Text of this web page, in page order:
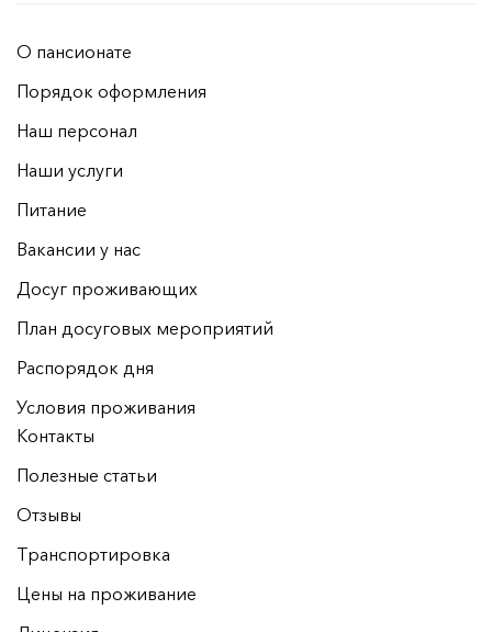
О пансионате
Порядок оформления
Наш персонал
Наши услуги
Питание
Вакансии у нас
Досуг проживающих
План досуговых мероприятий
Распорядок дня
Условия проживания
Контакты
Полезные статьи
Отзывы
Транспортировка
Цены на проживание